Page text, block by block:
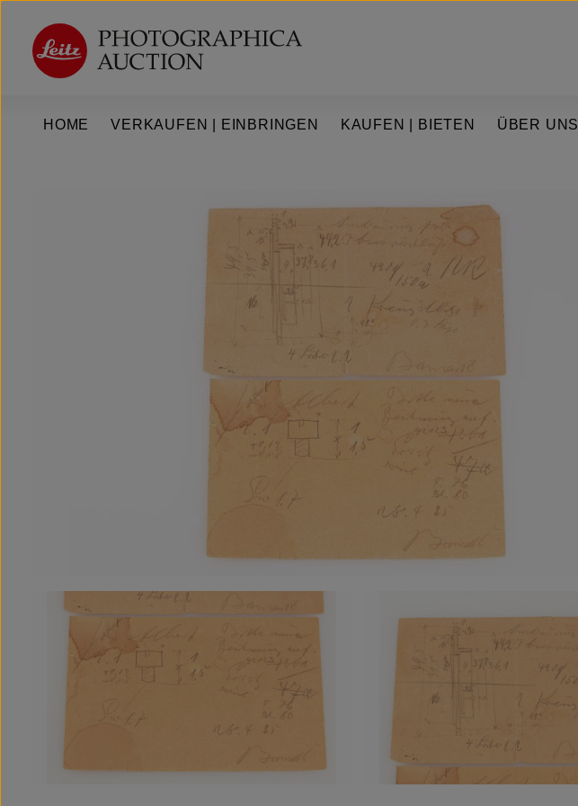
Hauptinhalt springen
Zur Hauptnavigation springen
HOME VERKAUFEN | EINBRINGEN KAUFEN | BIETEN ÜBER UNS